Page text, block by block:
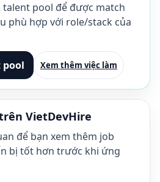
pool để được match
phù hợp với role/stack của
Xem thêm việc làm
VietDevHire
để bạn xem thêm job
bị tốt hơn trước khi ứng